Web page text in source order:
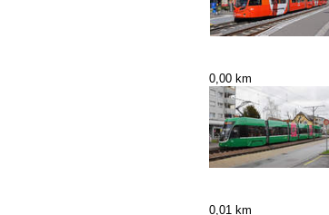
0,00 km
0,01 km